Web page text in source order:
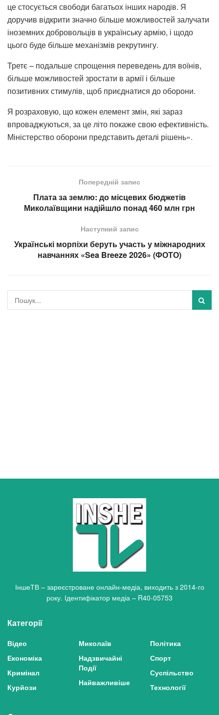
це стосується свободи багатьох інших народів. Я
доручив відкрити значно більше можливостей залучати
іноземних добровольців в українську армію, і щодо
цього буде більше механізмів рекрутингу.
Третє – подальше спрощення переведень для воїнів,
більше можливостей зростати в армії і більше
позитивних стимулів, щоб приєднатися до оборони.
Я розраховую, що кожен елемент змін, які зараз
впроваджуються, за це літо покаже свою ефективність.
Міністерство оборони представить деталі рішень».
Попередній запис
Плата за землю: до місцевих бюджетів
Миколаївщини надійшло понад 460 млн грн
Наступний запис
Українські морпіхи беруть участь у міжнародних
навчаннях «Sea Breeze 2026» (ФОТО)
ІншеТВ – зареєстроване онлайн-медіа, виходить з 2014-го
року. Ідентифікатор медіа – R40-05753
Категорії
Відео
Економіка
Кримінал
Курйози
Миколаїв
Надзвичайні
Події
Найважливіше
Політика
Спорт
Суспільство
Технології